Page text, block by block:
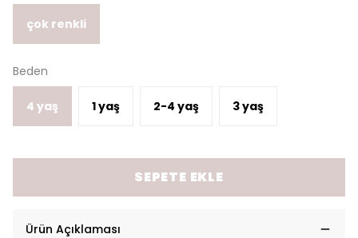
çok renkli
Beden
4 yaş 1 yaş 2-4 yaş 3 yaş
SEPETE EKLE
Ürün Açıklaması